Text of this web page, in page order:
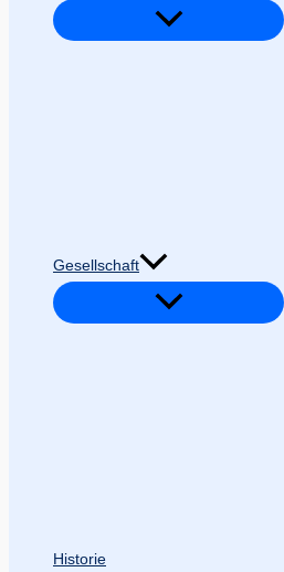
Gesellschaft
Historie